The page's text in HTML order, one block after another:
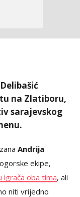
na Zlatiboru,
sarajevskog
Andrija
ekipe,
igrača oba tima, ali
niti vrijedno